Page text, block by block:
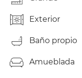
diversas marcas
los alrededores
(autobuses, taxi y
Exterior
Baño propio
Amueblada